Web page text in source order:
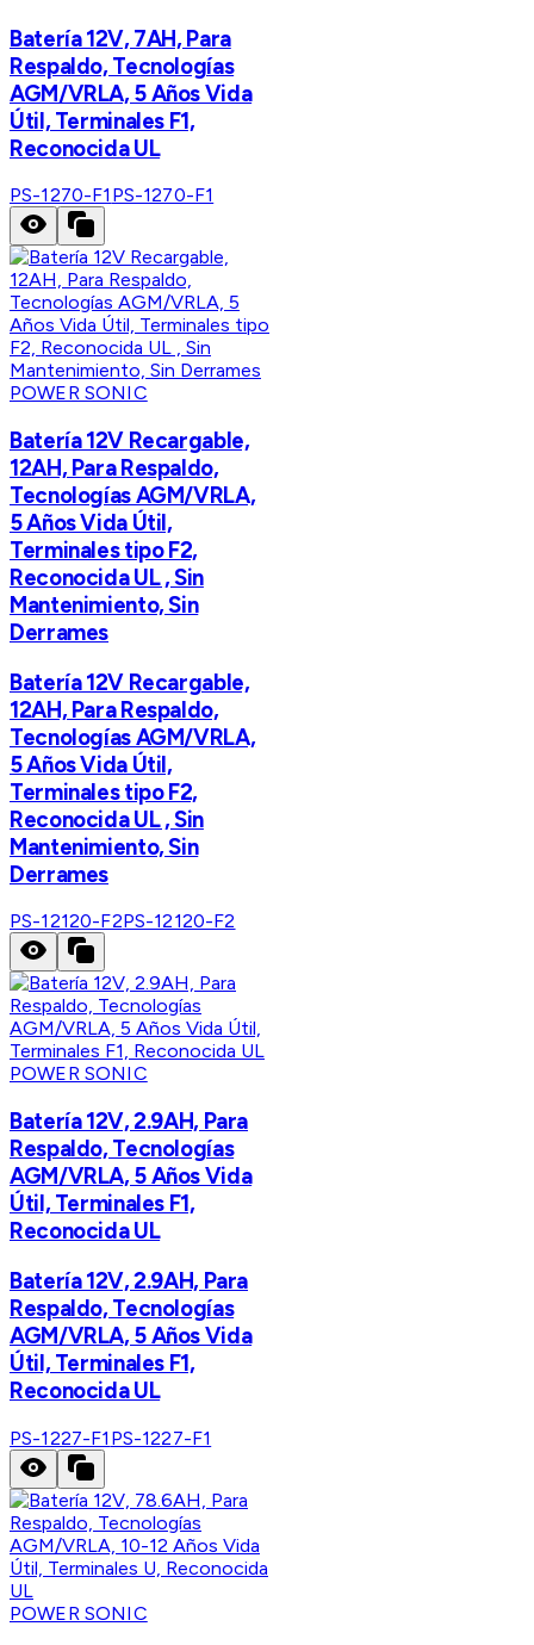
Batería 12V, 7AH, Para
Respaldo, Tecnologías
AGM/VRLA, 5 Años Vida
Útil, Terminales F1,
Reconocida UL
PS-1270-F1 PS-1270-F1
POWER SONIC
Batería 12V Recargable,
12AH, Para Respaldo,
Tecnologías AGM/VRLA,
5 Años Vida Útil,
Terminales tipo F2,
Reconocida UL , Sin
Mantenimiento, Sin
Derrames
Batería 12V Recargable,
12AH, Para Respaldo,
Tecnologías AGM/VRLA,
5 Años Vida Útil,
Terminales tipo F2,
Reconocida UL , Sin
Mantenimiento, Sin
Derrames
PS-12120-F2PS-12120-F2
POWER SONIC
Batería 12V, 2.9AH, Para
Respaldo, Tecnologías
AGM/VRLA, 5 Años Vida
Útil, Terminales F1,
Reconocida UL
Batería 12V, 2.9AH, Para
Respaldo, Tecnologías
AGM/VRLA, 5 Años Vida
Útil, Terminales F1,
Reconocida UL
PS-1227-F1 PS-1227-F1
POWER SONIC